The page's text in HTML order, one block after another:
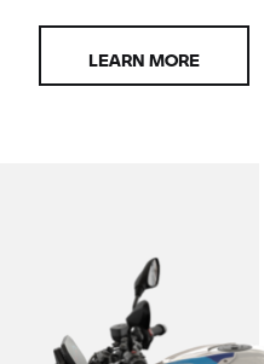
LEARN MORE